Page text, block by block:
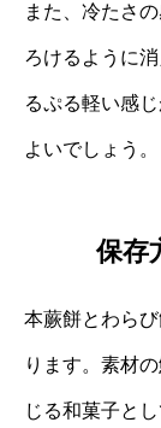
また、冷たさ
ろけるように
るぷる軽い感
よいでしょう。
保存
本蕨餅とわら
ります。素材
じる和菓子と